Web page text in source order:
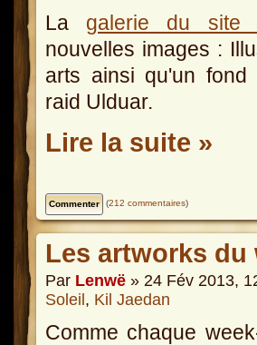
La galerie du site
nouvelles images :
arts ainsi qu'un fond
raid Ulduar.
Lire la suite »
(212 commentaires)
Les artworks du
Par Lenwë » 24 Fév 2013,
Soleil, Kil Jaedan
Comme chaque